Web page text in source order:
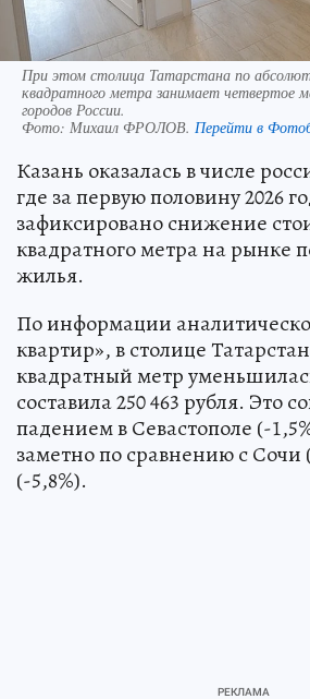
При этом столица Татарстана по
квадратного метра занимает четвертое
городов России.
Фото: Михаил ФРОЛОВ. Перейти в
Казань оказалась в числе
где за первую половину 2026
зафиксировано снижение
квадратного метра на рынке
жилья.
По информации
квартир», в столице
квадратный метр
составила 250 463 рубля. Это
падением в Севастополе (-
заметно по сравнению с Сочи
(-5,8%).